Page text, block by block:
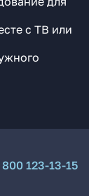
с ТВ или
800 123-13-15